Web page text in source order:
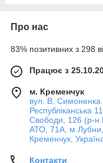
Про нас
83% позитивних з 298
Працює з
м. Кременчук
вул. В.
Республіканська
Свободи, 126 (р-н
АТО, 71А, м.Лубни,
Кременчук,
Контакти